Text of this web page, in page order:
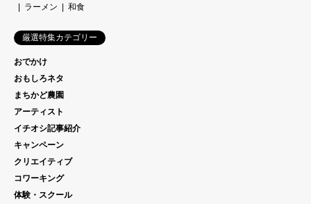
ラーメン 和食
厳選特集カテゴリー
おでかけ
おもしろネタ
まちかど農園
アーティスト
イチオシ記事紹介
キャンペーン
クリエイティブ
コワーキング
体験・スクール